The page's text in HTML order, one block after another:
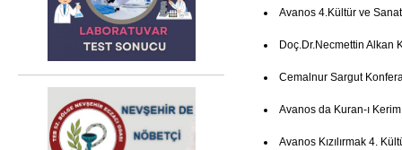
Avanos 4.Kültür ve
Doç.Dr.Necmettin Alkan
Cemalnur Sargut
Avanos da Kuran-ı
Avanos Kızılırmak 4.